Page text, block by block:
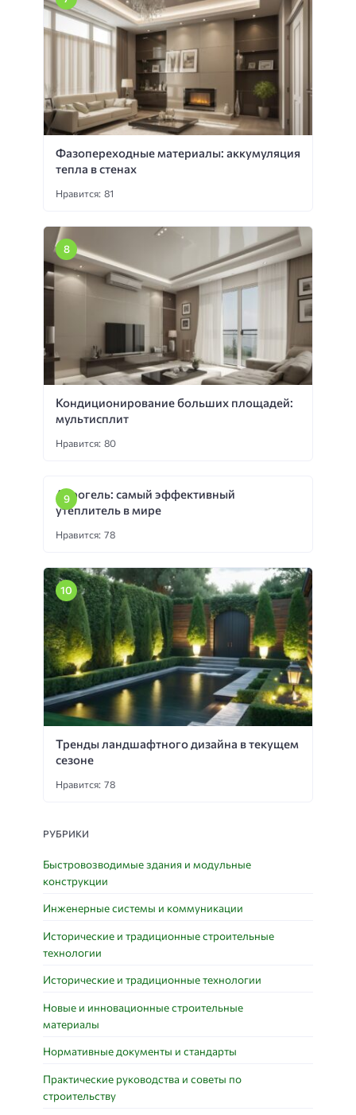
Фазопереходные материалы: аккумуляция
тепла в стенах
Нравится: 81
Кондиционирование больших площадей:
мультисплит
Нравится: 80
Аэрогель: самый эффективный
утеплитель в мире
Нравится: 78
Тренды ландшафтного дизайна в текущем
сезоне
Нравится: 78
РУБРИКИ
Быстровозводимые здания и модульные
конструкции
Инженерные системы и коммуникации
Исторические и традиционные строительные
технологии
Исторические и традиционные технологии
Новые и инновационные строительные
материалы
Нормативные документы и стандарты
Практические руководства и советы по
строительству